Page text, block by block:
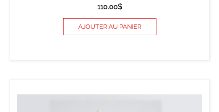
110.00$
AJOUTER AU PANIER